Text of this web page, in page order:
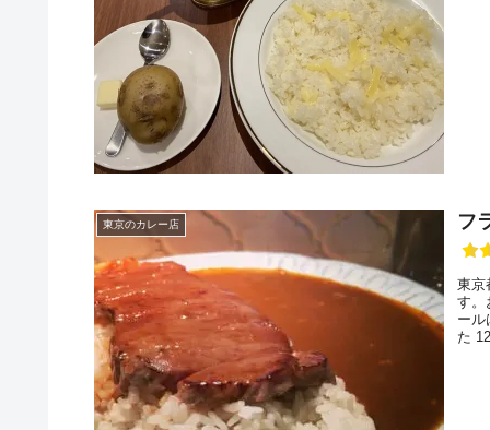
東京のカレー店 フ
東京
す。
ール
た